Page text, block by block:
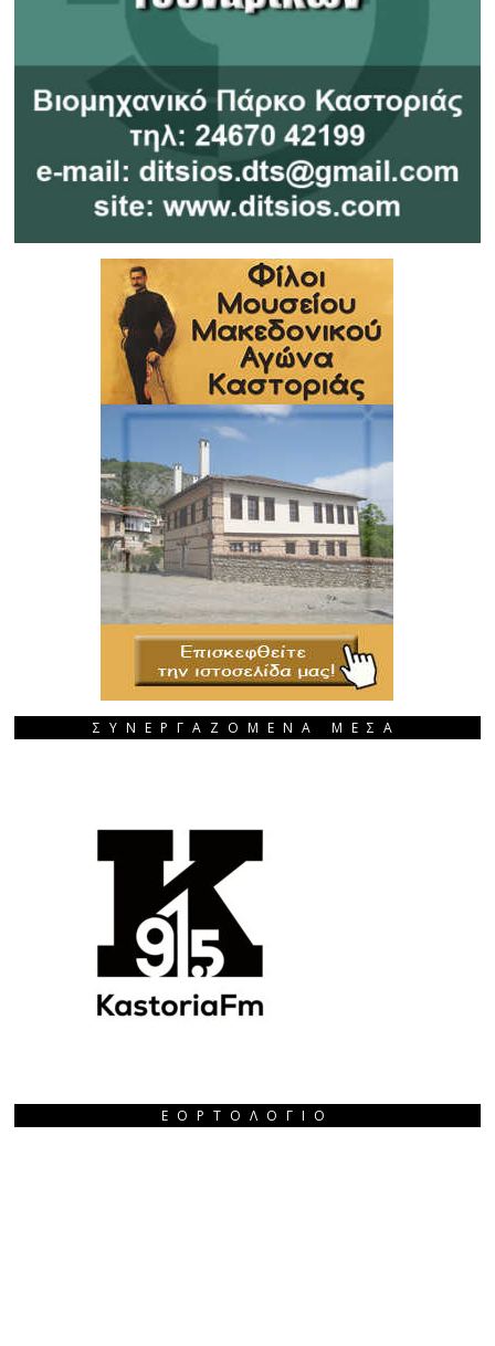
ΣΥΝΕΡΓΑΖΟΜΕΝΑ ΜΕΣΑ
ΕΟΡΤΟΛΌΓΙΟ